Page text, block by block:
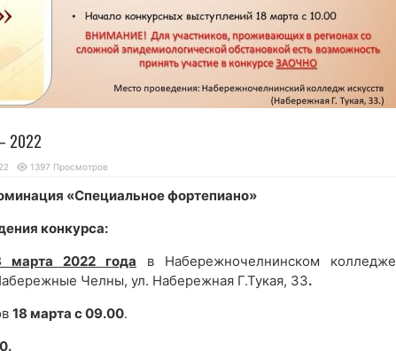
2022
1397 Просмотров
«Специальное фортепиано»
конкурса:
марта 2022 года в Набережночелнинском колледже
Челны, ул. Набережная Г.Тукая, 33.
18 марта с 09.00.